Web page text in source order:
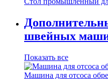
швейных
Показать все
Машина для отсоса